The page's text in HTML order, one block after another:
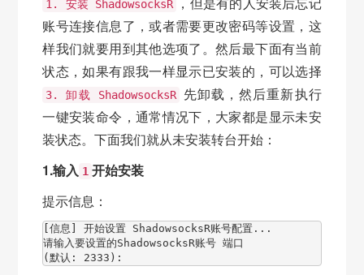
1. 安装 ShadowsocksR
账号连接信息了，或者需要更改密码等设置，这
样我们就要用到其他选项了。然后最下面有当前
状态，如果有跟我一样显示已安装的，可以选择
3. 卸载 ShadowsocksR
先卸载，然后重新执行
一键安装命令，通常情况下，大家都是显示未安
装状态。下面我们就从未安装转台开始：
1.输入 1 开始安装
提示信息：
[信息] 开始设置 ShadowsocksR账号配置...
请输入要设置的ShadowsocksR账号 端口
(默认: 2333):